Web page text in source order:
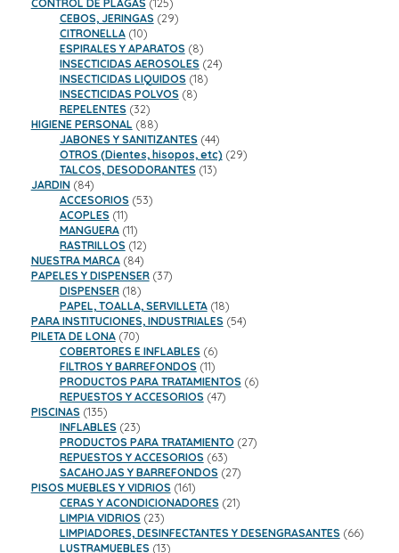
CONTROL DE PLAGAS 125
productos
CEBOS, JERINGAS 2929
CITRONELLA 1010
productos
ESPIRALES Y APARATOS 88
productos
INSECTICIDAS AEROSOLES 2424
INSECTICIDAS LIQUIDOS 1818
INSECTICIDAS POLVOS 88
REPELENTES 3232
productos
HIGIENE PERSONAL 8888
productos
JABONES Y SANITIZANTES 4444
productos
OTROS (Dientes, hisopos, etc) 2929
TALCOS, DESODORANTES 1313
JARDIN 8484
productos
ACCESORIOS 5353
ACOPLES 1111
productos
MANGUERA 1111
productos
RASTRILLOS 1212
productos
NUESTRA MARCA 8484
productos
PAPELES Y DISPENSER 3737
DISPENSER 1818
productos
PAPEL, TOALLA, SERVILLETA 1818
productos
PARA INSTITUCIONES, INDUSTRIALES 5454
PILETA DE LONA 7070
productos
COBERTORES E INFLABLES 66
productos
FILTROS Y BARREFONDOS 1111
productos
PRODUCTOS PARA TRATAMIENTOS 66
REPUESTOS Y ACCESORIOS 4747
PISCINAS 135135
productos
INFLABLES 2323
productos
PRODUCTOS PARA TRATAMIENTO 2727
REPUESTOS Y ACCESORIOS 6363
productos
SACAHOJAS Y BARREFONDOS 2727
PISOS MUEBLES Y VIDRIOS 161161
productos
CERAS Y ACONDICIONADORES 2121
LIMPIA VIDRIOS 2323
productos
LIMPIADORES, DESINFECTANTES Y DESENGRASANTES 6666
LUSTRAMUEBLES 1313